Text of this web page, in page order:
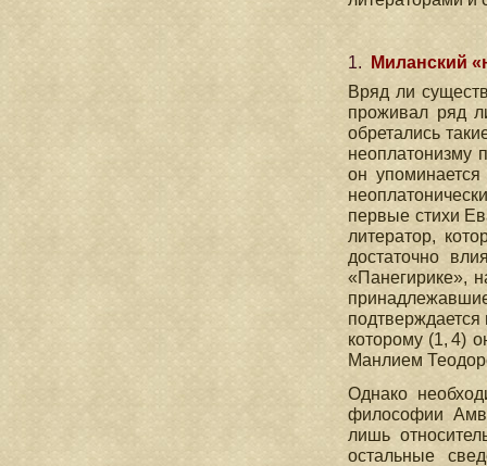
1.
Миланский
Вряд ли
проживал ряд
обретались
неоплатонизму
он
первые стихи
литератор,
достаточно
«Панегирике»,
подтверждается
которому (1, 4)
Манлием
Однако
философии
лишь
остальные